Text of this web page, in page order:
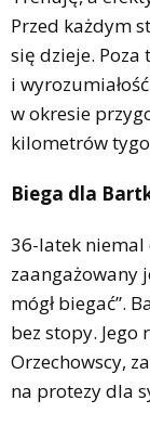
Przed każdym
się dzieje.
i
w okresie
kilometrów
Biega dla
36-latek niemal
zaangażowany
mógł biegać”.
bez stopy.
Orzechowscy,
na protezy dla